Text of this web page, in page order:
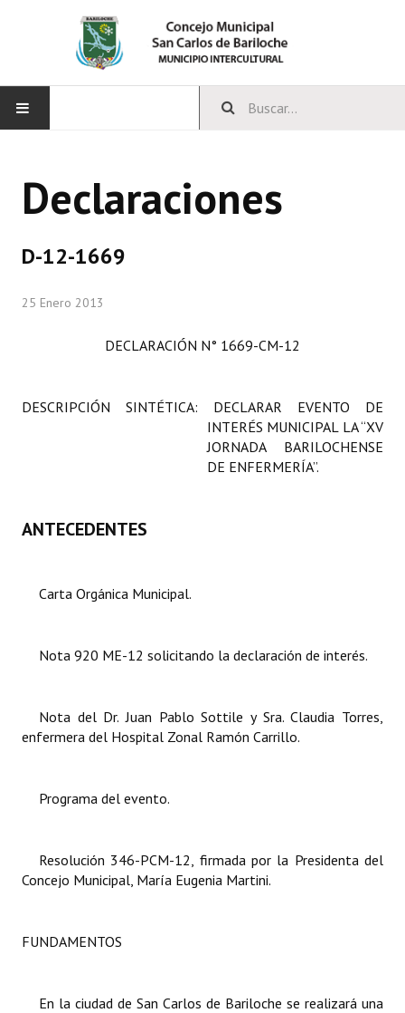
CONCEJO
Comisiones Especiales
Digesto
DOCUMENTOS
Proyectos Presentados
Actas de Sesión
Actas de Audiencias Públicas
Declaraciones
D-12-1669
25 Enero 2013
DECLARACIÓN N° 1669-CM-12
DESCRIPCIÓN SINTÉTICA: DECLARAR EVENTO DE
INTERÉS MUNICIPAL LA “XV
JORNADA BARILOCHENSE
DE ENFERMERÍA”.
ANTECEDENTES
Carta Orgánica Municipal.
Nota 920 ME-12 solicitando la declaración de interés.
Nota del Dr. Juan Pablo Sottile y Sra. Claudia Torres,
enfermera del Hospital Zonal Ramón Carrillo.
Programa del evento.
Resolución 346-PCM-12, firmada por la Presidenta del
Concejo Municipal, María Eugenia Martini.
FUNDAMENTOS
En la ciudad de San Carlos de Bariloche se realizará una